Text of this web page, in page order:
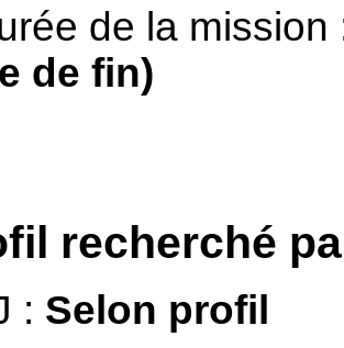
de la
de fin)
recherché
: Selon profil